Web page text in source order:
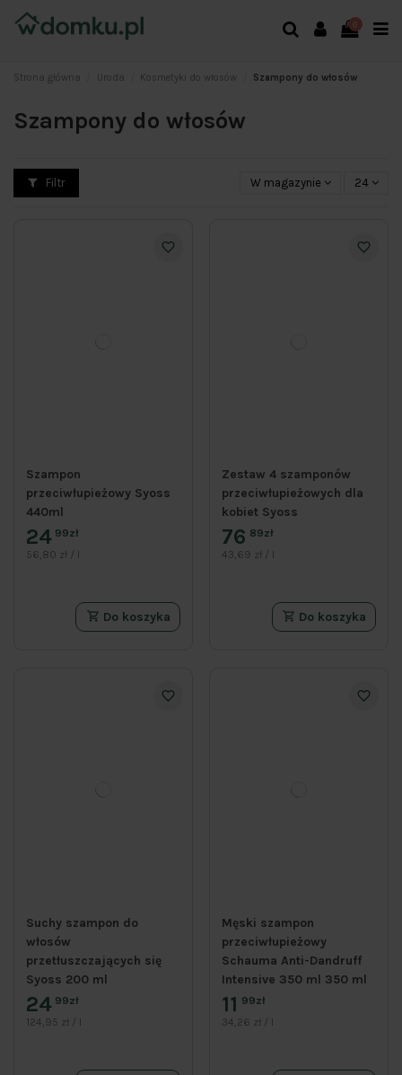
Strona główna Uroda Kosmetyki do włosów Szampony do włosów
Szampony do włosów
Filtr W magazynie 24
Szampon
przeciwłupieżowy Syoss
440ml
24 99zł
56,80 zł / l
Do koszyka
Zestaw 4 szamponów
przeciwłupieżowych dla
kobiet Syoss
76 89zł
43,69 zł / l
Do koszyka
Suchy szampon do
włosów
przetłuszczających się
Syoss 200 ml
24 99zł
124,95 zł / l
Męski szampon
przeciwłupieżowy
Schauma Anti-Dandruff
Intensive 350 ml 350 ml
11 99zł
34,26 zł / l